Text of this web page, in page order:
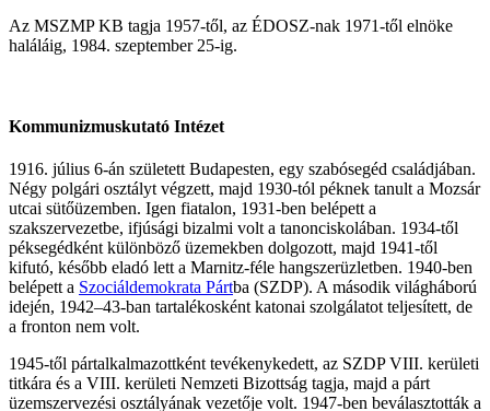
Az MSZMP KB tagja 1957-től, az ÉDOSZ-nak 1971-től elnöke
haláláig, 1984. szeptember 25-ig.
Kommunizmuskutató Intézet
1916. július 6-án született Budapesten, egy szabósegéd családjában.
Négy polgári osztályt végzett, majd 1930-tól péknek tanult a Mozsár
utcai sütőüzemben. Igen fiatalon, 1931-ben belépett a
szakszervezetbe, ifjúsági bizalmi volt a tanonciskolában. 1934-től
péksegédként különböző üzemekben dolgozott, majd 1941-től
kifutó, később eladó lett a Marnitz-féle hangszerüzletben. 1940-ben
belépett a Szociáldemokrata Pártba (SZDP). A második világháború
idején, 1942–43-ban tartalékosként katonai szolgálatot teljesített, de
a fronton nem volt.
1945-től pártalkalmazottként tevékenykedett, az SZDP VIII. kerületi
titkára és a VIII. kerületi Nemzeti Bizottság tagja, majd a párt
üzemszervezési osztályának vezetője volt. 1947-ben beválasztották a